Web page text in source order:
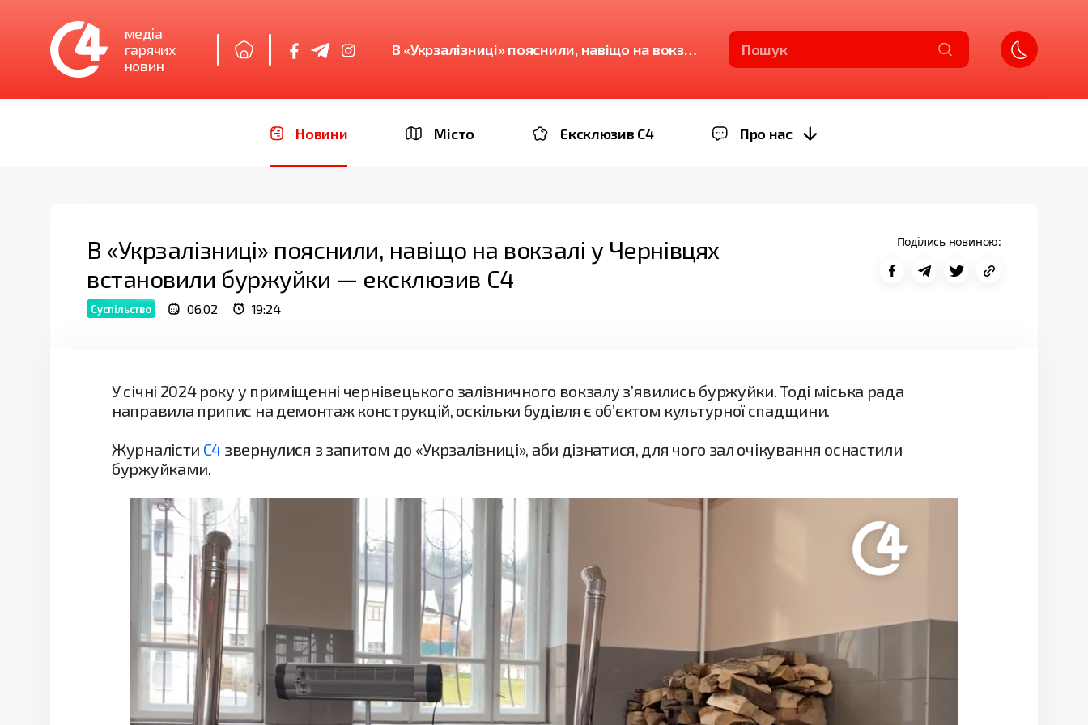
медіа
гарячих
новин
В «Укрзалізниці» пояснили, навіщо на вокзалі
Пошук
Новини Місто Ексклюзив C4 Про нас
В «Укрзалізниці» пояснили, навіщо на вокзалі у Чернівцях
встановили буржуйки — ексклюзив С4
Суспільство 06.02 19:24
Поділись новиною:
У січні 2024 року у приміщенні чернівецького залізничного вокзалу з’явились буржуйки. Тоді міська рада
направила припис на демонтаж конструкцій, оскільки будівля є об’єктом культурної спадщини.
Журналісти С4 звернулися з запитом до «Укрзалізниці», аби дізнатися, для чого зал очікування оснастили
буржуйками.